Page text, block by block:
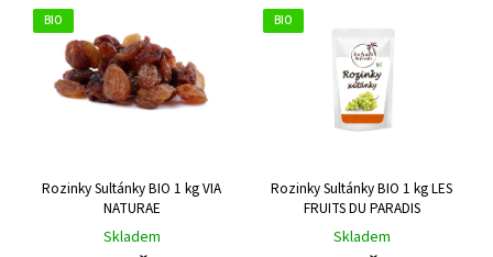
BIO
Rozinky Sultánky BIO 1 kg VIA
NATURAE
Skladem
BIO
Rozinky Sultánky BIO 1 kg LES
FRUITS DU PARADIS
Skladem